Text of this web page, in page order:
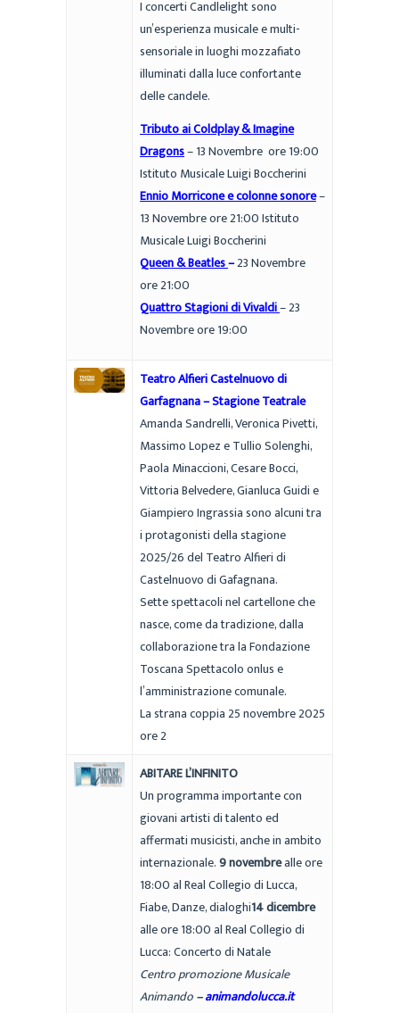
I concerti Candlelight sono
un’esperienza musicale e multi-
sensoriale in luoghi mozzafiato
illuminati dalla luce confortante
delle candele.
Tributo ai Coldplay & Imagine
Dragons– 13 Novembre ore 19:00
Istituto Musicale Luigi Boccherini
Ennio Morricone e colonne sonore–
13 Novembre ore 21:00 Istituto
Musicale Luigi Boccherini
Queen & Beatles–23 Novembre
ore 21:00
Quattro Stagioni di Vivaldi– 23
Novembre ore 19:00
Teatro Alfieri Castelnuovo di
Garfagnana – Stagione Teatrale
Amanda Sandrelli, Veronica Pivetti,
Massimo Lopez e Tullio Solenghi,
Paola Minaccioni, Cesare Bocci,
Vittoria Belvedere, Gianluca Guidi e
Giampiero Ingrassia sono alcuni tra
i protagonisti della stagione
2025/26 del Teatro Alfieri di
Castelnuovo di Gafagnana.
Sette spettacoli nel cartellone che
nasce, come da tradizione, dalla
collaborazione tra la Fondazione
Toscana Spettacolo onlus e
l’amministrazione comunale.
La strana coppia 25 novembre 2025
ore 2
ABITARE L’INFINITO
Un programma importante con
giovani artisti di talento ed
affermati musicisti, anche in ambito
internazionale.9 novembrealle ore
18:00 al Real Collegio di Lucca,
Fiabe, Danze, dialoghi14 dicembre
alle ore 18:00 al Real Collegio di
Lucca: Concerto di Natale
Centro promozione Musicale
Animando–animandolucca.it